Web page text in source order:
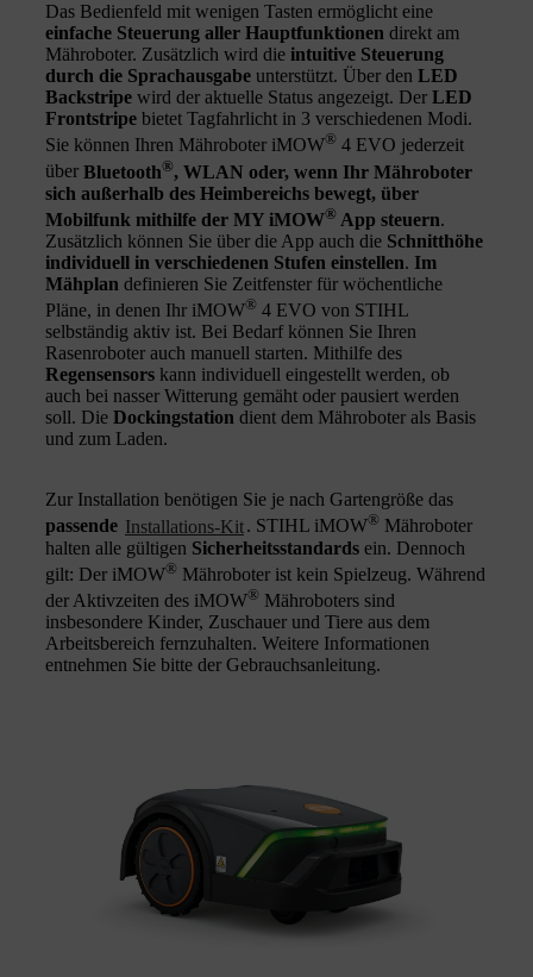
Das Bedienfeld mit wenigen Tasten ermöglicht eine
einfache Steuerung aller Hauptfunktionen direkt am
Mähroboter. Zusätzlich wird die intuitive Steuerung
durch die Sprachausgabe unterstützt. Über den LED
Backstripe wird der aktuelle Status angezeigt. Der LED
Frontstripe bietet Tagfahrlicht in 3 verschiedenen Modi.
Sie können Ihren Mähroboter iMOW® 4 EVO jederzeit
über Bluetooth®, WLAN oder, wenn Ihr Mähroboter
sich außerhalb des Heimbereichs bewegt, über
Mobilfunk mithilfe der MY iMOW® App steuern.
Zusätzlich können Sie über die App auch die Schnitthöhe
individuell in verschiedenen Stufen einstellen. Im
Mähplan definieren Sie Zeitfenster für wöchentliche
Pläne, in denen Ihr iMOW® 4 EVO von STIHL
selbständig aktiv ist. Bei Bedarf können Sie Ihren
Rasenroboter auch manuell starten. Mithilfe des
Regensensors kann individuell eingestellt werden, ob
auch bei nasser Witterung gemäht oder pausiert werden
soll. Die Dockingstation dient dem Mähroboter als Basis
und zum Laden.
Zur Installation benötigen Sie je nach Gartengröße das
passende Installations-Kit. STIHL iMOW® Mähroboter
halten alle gültigen Sicherheitsstandards ein. Dennoch
gilt: Der iMOW® Mähroboter ist kein Spielzeug. Während
der Aktivzeiten des iMOW® Mähroboters sind
insbesondere Kinder, Zuschauer und Tiere aus dem
Arbeitsbereich fernzuhalten. Weitere Informationen
entnehmen Sie bitte der Gebrauchsanleitung.